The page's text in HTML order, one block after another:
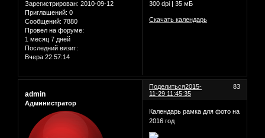
Зарегистрирован: 2010-09-12
Приглашений: 0
Сообщений: 7880
Провел на форуме:
1 месяц 7 дней
Последний визит:
Вчера 22:57:14
300 dpi | 35 мБ
Скачать календарь
Поделиться 83
2015-
11-29 11:45:35
admin
Администратор
Календарь рамка для фото на
2016 год